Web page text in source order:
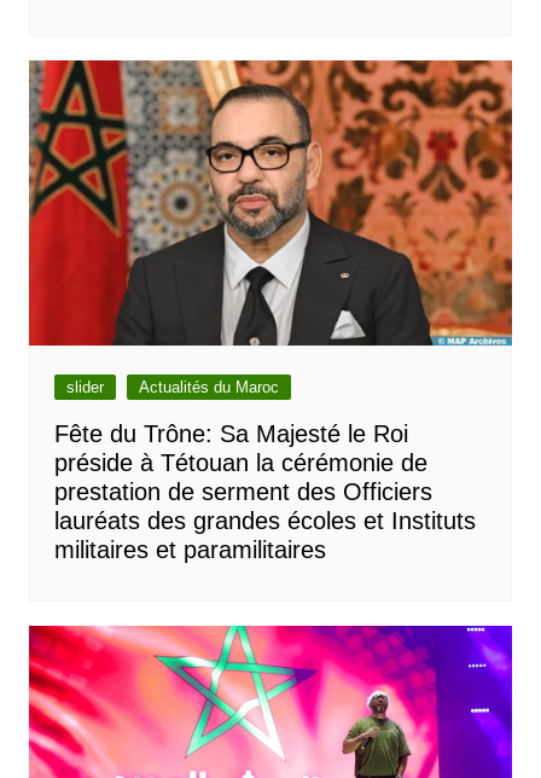
slider Actualités du Maroc
Fête du Trône: Sa Majesté le Roi
préside à Tétouan la cérémonie de
prestation de serment des Officiers
lauréats des grandes écoles et Instituts
militaires et paramilitaires